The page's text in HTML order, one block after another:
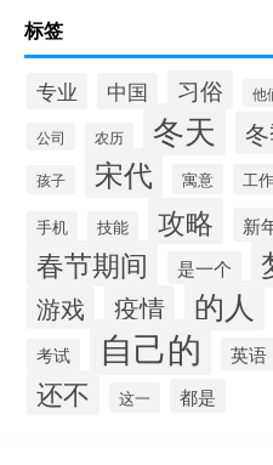
标签
专业 中国 习俗 他
公司 农历 冬天
孩子 宋代 寓意 工作
手机 技能 攻略 新
春节期间 是一个
游戏 疫情 的人
考试
自己的 英语
还不 这一 都是